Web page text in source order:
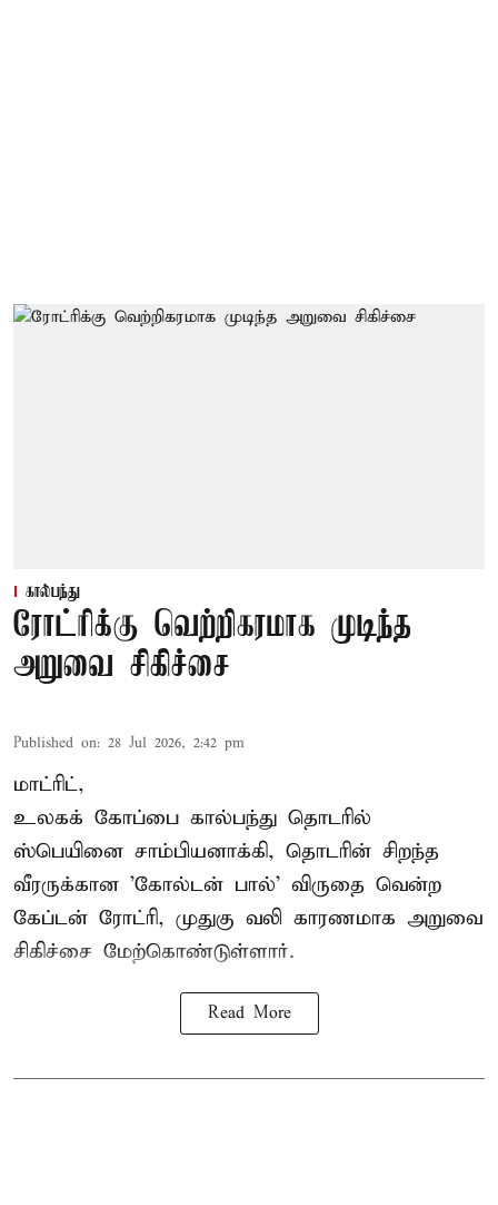
கால்பந்து
ரோட்ரிக்கு வெற்றிகரமாக முடிந்த
அறுவை சிகிச்சை
Published on: 28 Jul 2026, 2:42 pm
மாட்ரிட்,
உலகக் கோப்பை கால்பந்து தொடரில்
ஸ்பெயினை சாம்பியனாக்கி, தொடரின் சிறந்த
வீரருக்கான 'கோல்டன் பால்' விருதை வென்ற
கேப்டன் ரோட்ரி, முதுகு வலி காரணமாக அறுவை
சிகிச்சை மேற்கொண்டுள்ளார்.
Read More